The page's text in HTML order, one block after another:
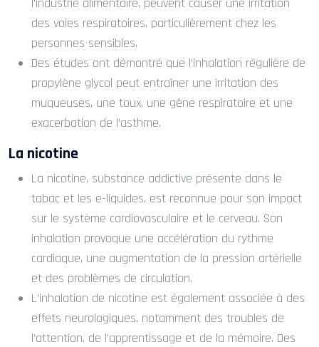
des voies respiratoires, particulièrement chez les
personnes sensibles.
Des études ont démontré que l’inhalation régulière de
propylène glycol peut entraîner une irritation des
muqueuses, une toux, une gêne respiratoire et une
exacerbation de l’asthme.
La nicotine
La nicotine, substance addictive présente dans le
tabac et les e-liquides, est reconnue pour son impact
sur le système cardiovasculaire et le cerveau. Son
inhalation provoque une accélération du rythme
cardiaque, une augmentation de la pression artérielle
et des problèmes de circulation.
L’inhalation de nicotine est également associée à des
effets neurologiques, notamment des troubles de
l’attention, de l’apprentissage et de la mémoire. Des